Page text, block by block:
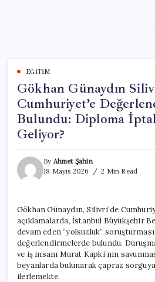
content
EĞITIM
Gökhan Günaydın
Cumhuriyet’e
Bulundu: Diploma
Geliyor?
By Ahmet Şahin
18 Mayıs 2026
2 Min Read
Gökhan Günaydın, Silivri’de
açıklamalarda, İstanbul Büyükşehir
devam eden “yolsuzluk”
değerlendirmelerde bulundu.
ve iş insanı Murat Kapki’nin
beyanlarda bulunarak çapraz
ilerlemekte.